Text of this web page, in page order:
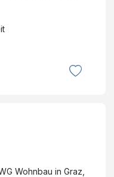
Wohnbau in Graz,